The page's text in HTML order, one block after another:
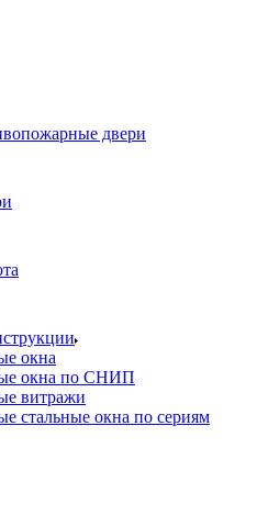
двери
окна
окна по СНИП
витражи
стальные окна по сериям